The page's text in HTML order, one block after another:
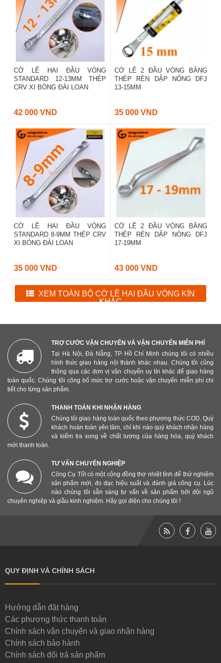
CỜ LÊ HAI ĐẦU VÒNG
STANDARD 12-13MM THÉP
CRV XI BÓNG ĐÀI LOAN
42 000 VND
CỜ LÊ 2 ĐẦU VÒNG BẰNG
THÉP RÈN DẬP NÓNG DFJ
13-15MM
35 000 VND
CỜ LÊ HAI ĐẦU VÒNG
STANDARD 8-9MM THÉP CRV
XI BÓNG ĐÀI LOAN
35 000 VND
CỜ LÊ 2 ĐẦU VÒNG BẰNG
THÉP RÈN DẬP NÓNG DFJ
17-19MM
43 000 VND
XEM TOÀN BỘ CỜ LÊ HAI ĐẦU VÒNG KÍN
KHÁC
TRỢ CƯỚC VẬN CHUYỂN VÀ VẬN CHUYỂN MIỄN PHÍ
Tại Hà Nội, Đà Nẵng, TP Hồ Chí Minh chúng tôi có nhiều
hình thức giao hàng nội thành khác nhau. Chúng tôi cũng
thông qua các đơn vị vận chuyển uy tín khác để giao hàng
toàn quốc. Chúng tôi công bố mức trợ cước hoặc vận chuyển miễn phí chi
tiết cho từng sản phẩm.
THANH TOÁN KHI NHẬN HÀNG
Chúng tôi giao hàng toàn quốc theo phương thức COD. Quý
khách hoàn toàn yên tâm, chỉ khi nào quý khách nhận hàng
và kiểm tra xong về chất lượng của hàng hóa, quý khách
mới thanh toán.
TƯ VẤN CHUYÊN NGHIỆP
Công Cụ Tốt có một cộng đồng thợ nhiệt tình để thử nghiệm
sản phẩm mới, đo đạc hiệu suất và đánh giá công cụ. Lúc
nào chúng tôi sẵn sàng tư vấn về sản phẩm bởi đội ngũ
chuyên nghiệp và giầu kinh nghiệm. Hãy gọi điện cho chúng tôi !
QUY ĐỊNH VÀ CHÍNH SÁCH
Hướng dẫn đặt hàng
Các phương thức thanh toán
Chính sách vận chuyển và giao nhận hàng
Chính sách bảo hành
Chính sách đổi trả sản phẩm